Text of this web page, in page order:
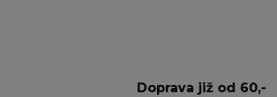
Doprava již od 60,-